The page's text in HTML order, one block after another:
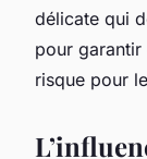
délicate qui
pour
risque pour